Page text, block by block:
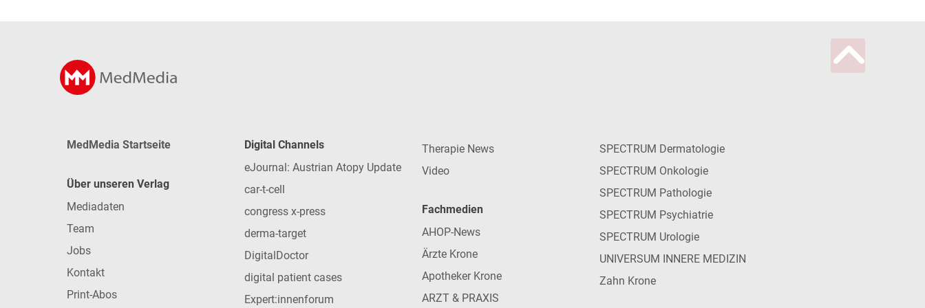
MedMedia Startseite
Über unseren Verlag
Mediadaten
Team
Jobs
Kontakt
Print-Abos
Digital Channels
eJournal: Austrian Atopy Update
car-t-cell
congress x-press
derma-target
DigitalDoctor
digital patient cases
Expert:innenforum
Therapie News
Video
Fachmedien
AHOP-News
Ärzte Krone
Apotheker Krone
ARZT & PRAXIS
SPECTRUM Dermatologie
SPECTRUM Onkologie
SPECTRUM Pathologie
SPECTRUM Psychiatrie
SPECTRUM Urologie
UNIVERSUM INNERE MEDIZIN
Zahn Krone